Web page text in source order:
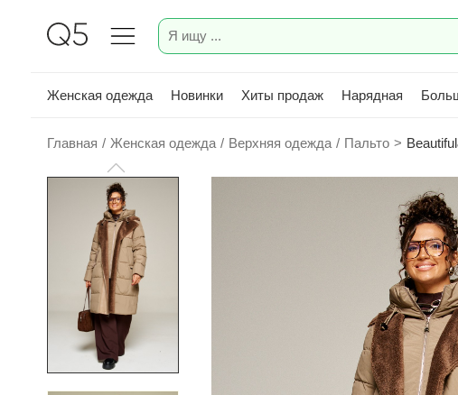
Женская одежда Новинки Хиты продаж Нарядная
Главная / Женская одежда / Верхняя одежда / Пальто >